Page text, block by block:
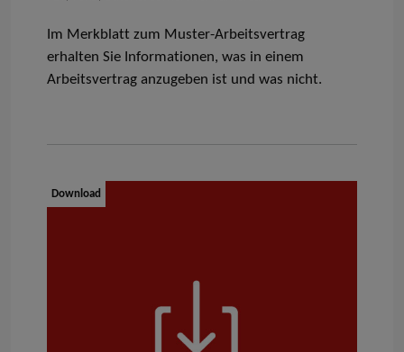
Im Merkblatt zum Muster-Arbeitsvertrag
erhalten Sie Informationen, was in einem
Arbeitsvertrag anzugeben ist und was nicht.
Dokumenttyp:
Download